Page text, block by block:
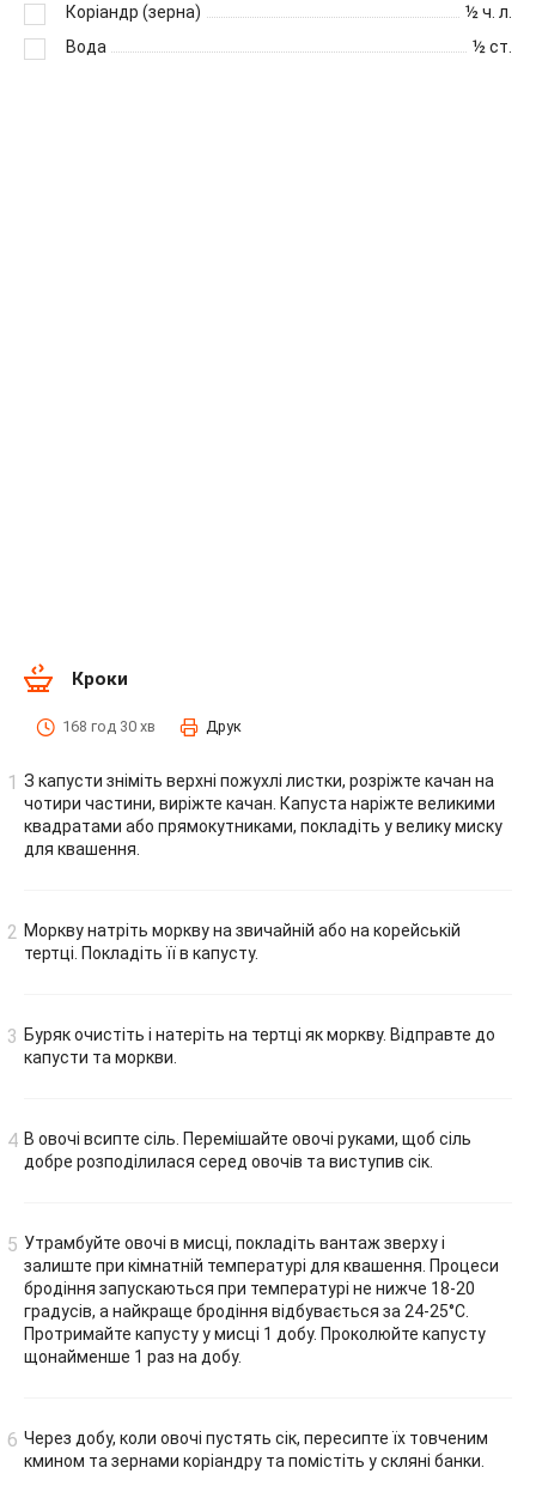
Коріандр (зерна)
½ ч. л.
Вода
½ ст.
Кроки
168 год 30 хв Друк
З капусти зніміть верхні пожухлі листки, розріжте качан на
чотири частини, виріжте качан. Капуста наріжте великими
квадратами або прямокутниками, покладіть у велику миску
для квашення.
Моркву натріть моркву на звичайній або на корейській
тертці. Покладіть її в капусту.
Буряк очистіть і натеріть на тертці як моркву. Відправте до
капусти та моркви.
В овочі всипте сіль. Перемішайте овочі руками, щоб сіль
добре розподілилася серед овочів та виступив сік.
Утрамбуйте овочі в мисці, покладіть вантаж зверху і
залиште при кімнатній температурі для квашення. Процеси
бродіння запускаються при температурі не нижче 18-20
градусів, а найкраще бродіння відбувається за 24-25°С.
Протримайте капусту у мисці 1 добу. Проколюйте капусту
щонайменше 1 раз на добу.
Через добу, коли овочі пустять сік, пересипте їх товченим
кмином та зернами коріандру та помістіть у скляні банки.